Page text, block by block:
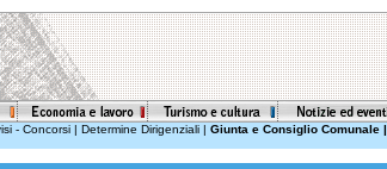
- Concorsi | Determine Dirigenziali | Giunta e Consiglio Comunale |